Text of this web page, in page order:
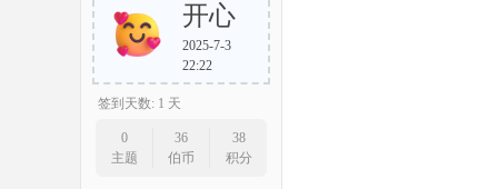
开心
2025-7-3
22:22
签到天数: 1 天
0
主题
36
伯币
38
积分